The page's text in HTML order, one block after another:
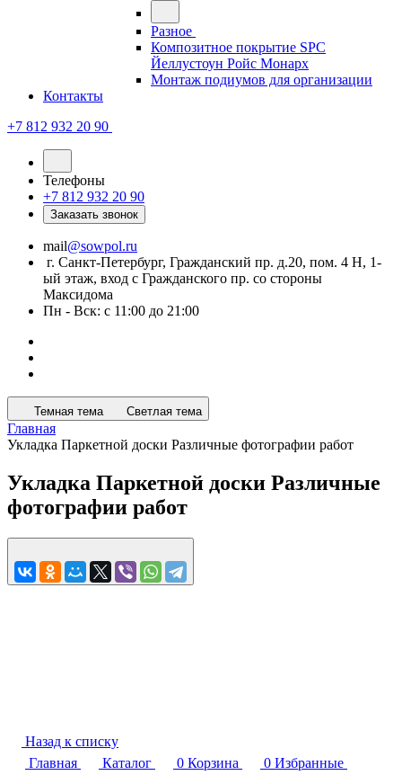
Разное
Композитное покрытие SPC
Йеллустоун Ройс Монарх
Монтаж подиумов для организации
Контакты
+7 812 932 20 90
Телефоны
+7 812 932 20 90
Заказать звонок
mail@sowpol.ru
г. Санкт-Петербург, Гражданский пр. д.20, пом. 4 Н, 1-
ый этаж, вход с Гражданского пр. со стороны
Максидома
Пн - Вск: с 11:00 до 21:00
Темная тема Светлая тема
Главная
Укладка Паркетной доски Различные фотографии работ
Укладка Паркетной доски Различные
фотографии работ
Назад к списку
Главная
Каталог 0 Корзина 0 Избранные